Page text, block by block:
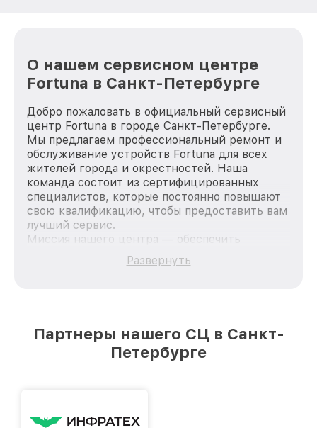
О нашем сервисном центре
Fortuna в Санкт-Петербурге
Добро пожаловать в официальный сервисный
центр Fortuna в городе Санкт-Петербурге.
Мы предлагаем профессиональный ремонт и
обслуживание устройств Fortuna для всех
жителей города и окрестностей. Наша
команда состоит из сертифицированных
специалистов, которые постоянно повышают
свою квалификацию, чтобы предоставить вам
лучший сервис.
Миссия нашего центра — обеспечить
качественный и доступный ремонт для
каждого пользователя продукции Fortuna, вне
лучшим сервисным центром Fortuna в городе
Санкт-Петербурге, постоянно повышая
Развернуть
Партнеры нашего СЦ в Санкт-
Петербурге